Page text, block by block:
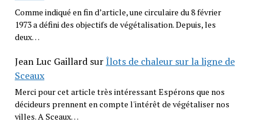
Comme indiqué en fin d’article, une circulaire du 8 février
1973 a défini des objectifs de végétalisation. Depuis, les
deux…
Jean Luc GaillardsurÎlots de chaleur sur la ligne de
Sceaux
Merci pour cet article très intéressant Espérons que nos
décideurs prennent en compte l'intérêt de végétaliser nos
villes. A Sceaux…